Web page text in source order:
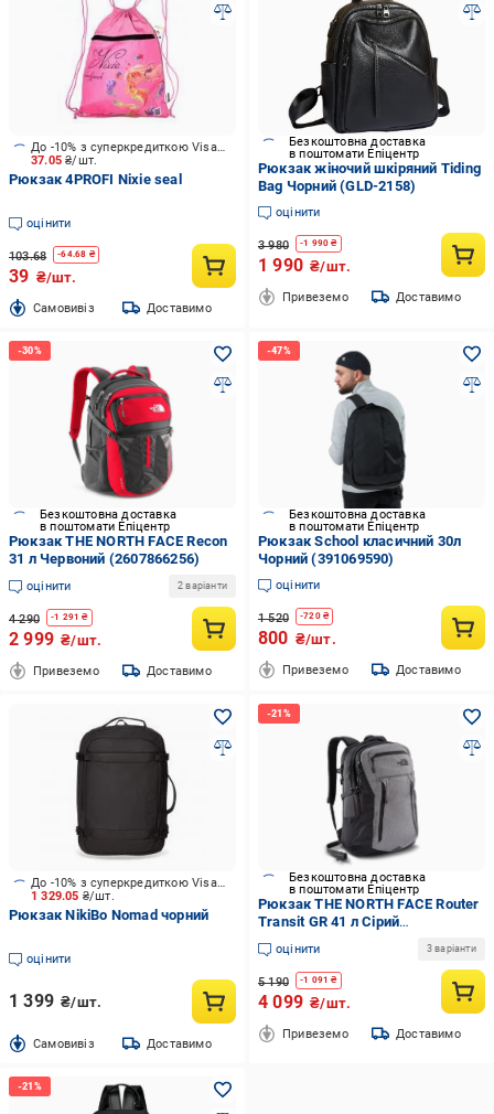
37.05₴/шт.
До -10% з суперкредиткою Visa Вигода
Рюкзак 4PROFI Nixie seal
оцінити
103.68 -64.68 ₴
39 ₴/шт.
Cамовивіз Доставимо
Безкоштовна доставка
в поштомати Епіцентр
Рюкзак жіночий шкіряний Tiding
Bag Чорний (GLD-2158)
оцінити
3 980 -1 990 ₴
1 990 ₴/шт.
Привеземо Доставимо
Безкоштовна доставка
в поштомати Епіцентр
Рюкзак THE NORTH FACE Recon
31 л Червоний (2607866256)
оцінити 2 варіанти
4 290 -1 291 ₴
2 999 ₴/шт.
Привеземо Доставимо
Безкоштовна доставка
в поштомати Епіцентр
Рюкзак School класичний 30л
Чорний (391069590)
оцінити
1 520 -720₴
800 ₴/шт.
Привеземо Доставимо
1 329.05 ₴/шт.
До -10% з суперкредиткою Visa Вигода
Рюкзак NikiBo Nomad чорний
оцінити
1 399 ₴/шт.
Cамовивіз Доставимо
Безкоштовна доставка
в поштомати Епіцентр
Рюкзак THE NORTH FACE Router
Transit GR 41 л Сірий
(2913713264)
оцінити 3 варіанти
5 190 -1 091 ₴
4 099 ₴/шт.
Привеземо Доставимо